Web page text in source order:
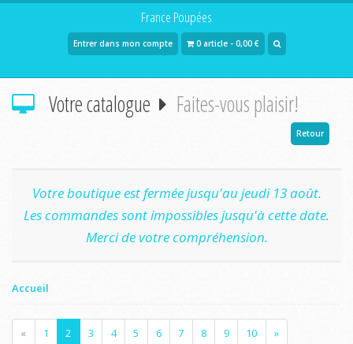
France Poupées
Entrer dans mon compte 0 article - 0,00 €
Votre catalogue Faites-vous plaisir!
Retour
Votre boutique est fermée jusqu'au jeudi 13 août.
Les commandes sont impossibles jusqu'à cette date.
Merci de votre compréhension.
Accueil
« 1 2 3 4 5 6 7 8 9 10 »